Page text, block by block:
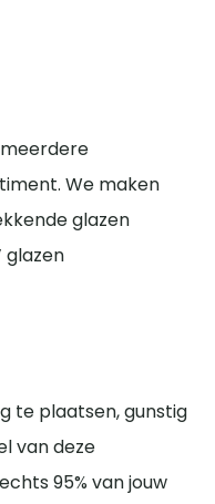
We maken
glazen
glazen
te plaatsen, gunstig
van deze
95% van jouw